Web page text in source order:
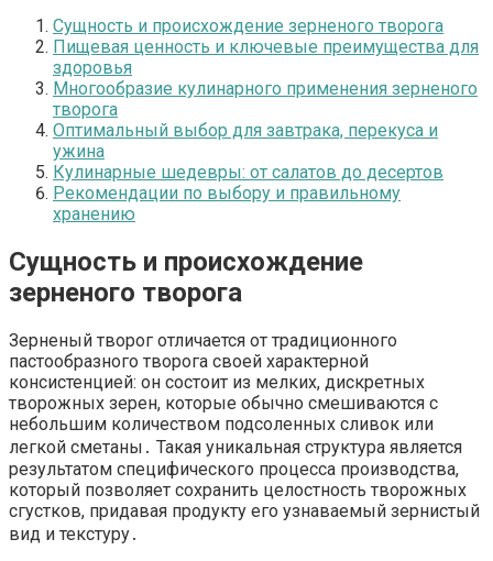
Сущность и происхождение зерненого творога
Пищевая ценность и ключевые преимущества для
здоровья
Многообразие кулинарного применения зерненого
творога
Оптимальный выбор для завтрака, перекуса и
ужина
Кулинарные шедевры: от салатов до десертов
Рекомендации по выбору и правильному
хранению
Сущность и происхождение
зерненого творога
Зерненый творог отличается от традиционного
пастообразного творога своей характерной
консистенцией: он состоит из мелких, дискретных
творожных зерен, которые обычно смешиваются с
небольшим количеством подсоленных сливок или
легкой сметаны․ Такая уникальная структура является
результатом специфического процесса производства,
который позволяет сохранить целостность творожных
сгустков, придавая продукту его узнаваемый зернистый
вид и текстуру․